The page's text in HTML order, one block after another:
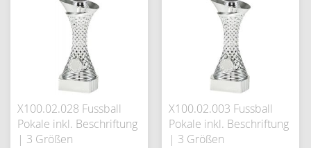
X100.02.028 Fussball
Pokale inkl. Beschriftung
| 3 Größen
X100.02.003 Fussball
Pokale inkl. Beschriftung
| 3 Größen